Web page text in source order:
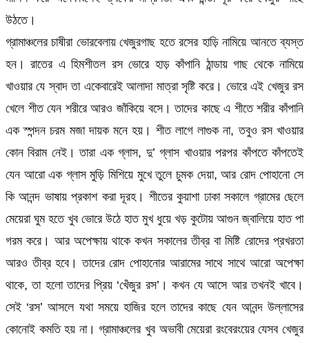
উঠতে।
গ্রামাঞ্চলের চাষীরা ভোরবেলায় খেজুরগাছ হতে রসের হাড়ি নামিয়ে আনতে ব্যস্ত
হন। রাতের এ হিমশীতল রস ভোরে হাড় কাঁপানি ঠান্ডায় গাছ থেকে নামিয়ে
খাওয়ার যে স্বাদ তা একেবারেই আলাদা মাত্রা সৃষ্টি করে। ভোরে এই খেজুর রস
খেলে শীত যেন শরীরে আরও জাঁকিয়ে বসে। তাদের কাছে এ শীতে শরীর কাঁপানি
এক স্পন্দন চরম মজা দায়ক মনে হয়। শীত লাগে লাগুক না, তবুও রস খাওয়ার
কোন বিরাম নেই। তারা এক গ্লাস, দু’ গ্লাস খাওয়ার পরপর কাঁপতে কাঁপতেই
যেন আরো এক গ্লাস মুড়ি মিশিয়ে মুখে তুলে চুমক দেয়া, আর রোদ পোহানো সে
কি আনন্দ ভাষায় প্রকাশ করা দূরহ। শীতের কুয়াশা ঢাকা সকালে গ্রামের ছেলে
মেয়েরা ঘুম হতে খুব ভোরে উঠে হাত মুখ ধুয়ে খড় কুটোয় আগুন জ্বালিয়ে হাত পা
গরম করে। আর অপেক্ষায় থাকে কখন সকালের তীব্র বা মিষ্টি রোদের প্রখরতা
আরও তীব্র হবে। তাদের রোদ পোহানোর আরামের সাথে সাথে আরো অপেক্ষা
থাকে, তা হলো তাদের প্রিয় ‘খেঁজুর রস’। কখন যে আসে আর তখনই খাবে।
সেই ‘রস’ আসলে যথা সময়ে হাজির হলে তাদের কাছে যেন আনন্দ উল্লাসের
কোনোই কমতি হয় না। গ্রামাঞ্চলের খুব অভাবী মেয়েরা রংবেরংয়ের যেসব খেজুর